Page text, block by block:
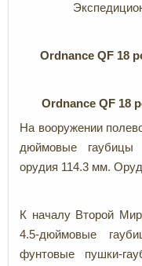
Ordnance QF 18
Ordnance QF 18
На вооружении
дюймовые гаубицы
орудия 114.3 мм.
К началу Второй
4.5-дюймовые
фунтовые пушки-